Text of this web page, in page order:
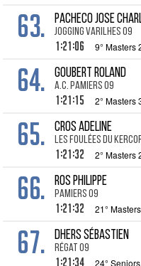
63. PACHECO Jose
Jogging Varilhes 09
1:21:06 9° Masters
64. GOUBERT Roland
A.C. Pamiers 09
1:21:15 2° Masters
65. CROS Adeline
Les Foulées du
1:21:32 2° Masters
66. ROS Philippe
Pamiers 09
1:21:32 21°
67. DHERS Sébastien
Régat 09
1:21:34 24°